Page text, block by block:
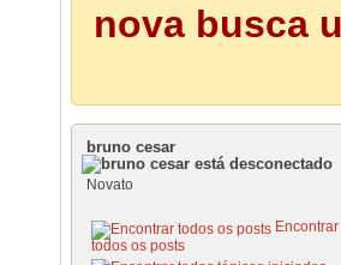
nova busca
bruno cesar
Novato
Encontrar
todos os posts